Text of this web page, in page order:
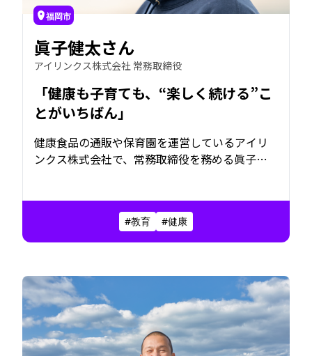
福岡市
眞子健太さん
アイリンクス株式会社 常務取締役
「健康も子育ても、“楽しく続ける”こ
とがいちばん」
健康食品の通販や保育園を運営しているアイリ
ンクス株式会社で、常務取締役を務める眞子健
った波乱の社会人１年目に端を発する。
そこから健康、そして教育へと広がっていった
歩みは、いまこの会社で結実するための“必
#教育 #健康